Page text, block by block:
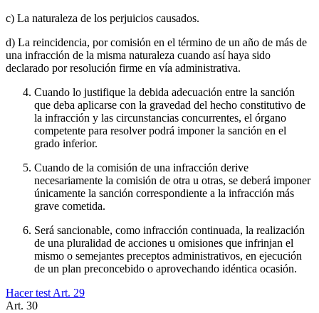
c) La naturaleza de los perjuicios causados.
d) La reincidencia, por comisión en el término de un año de más de
una infracción de la misma naturaleza cuando así haya sido
declarado por resolución firme en vía administrativa.
Cuando lo justifique la debida adecuación entre la sanción
que deba aplicarse con la gravedad del hecho constitutivo de
la infracción y las circunstancias concurrentes, el órgano
competente para resolver podrá imponer la sanción en el
grado inferior.
Cuando de la comisión de una infracción derive
necesariamente la comisión de otra u otras, se deberá imponer
únicamente la sanción correspondiente a la infracción más
grave cometida.
Será sancionable, como infracción continuada, la realización
de una pluralidad de acciones u omisiones que infrinjan el
mismo o semejantes preceptos administrativos, en ejecución
de un plan preconcebido o aprovechando idéntica ocasión.
Hacer test Art. 29
Art. 30